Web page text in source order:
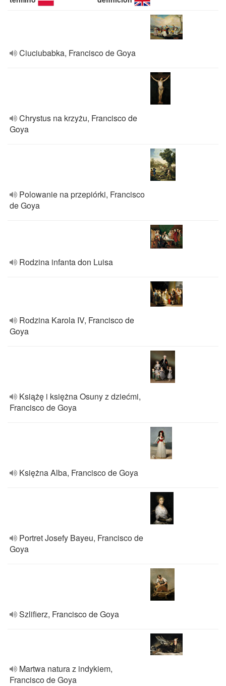
Ciuciubabka, Francisco de Goya
Chrystus na krzyżu, Francisco de
Goya
Polowanie na przepiórki, Francisco
de Goya
Rodzina infanta don Luisa
Rodzina Karola IV, Francisco de
Goya
Książę i księżna Osuny z dziećmi,
Francisco de Goya
Księżna Alba, Francisco de Goya
Portret Josefy Bayeu, Francisco de
Goya
Szlifierz, Francisco de Goya
Martwa natura z indykiem,
Francisco de Goya